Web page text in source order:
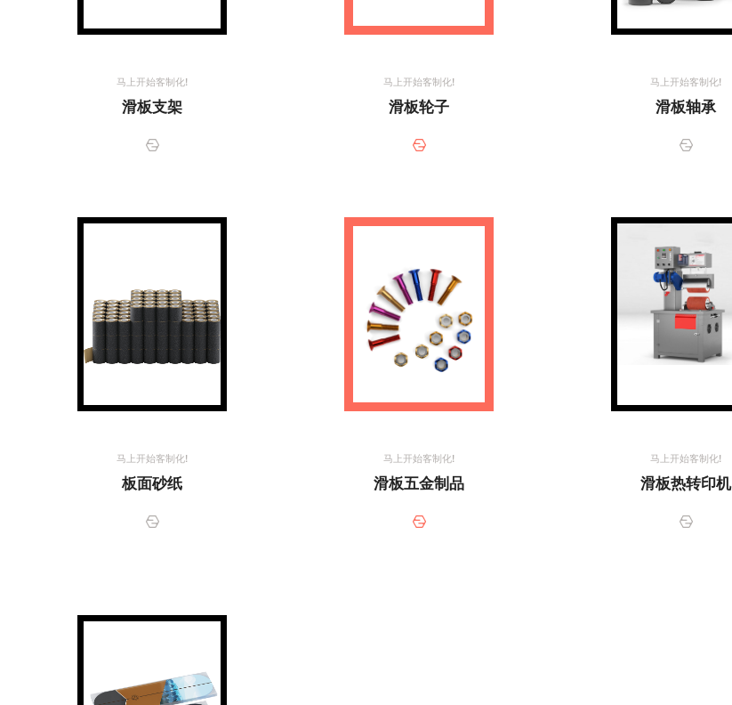
马上开始客制化!
滑板支架
马上开始客制化!
滑板轮子
马上开始客制化!
滑板轴承
马上开始客制化!
板面砂纸
马上开始客制化!
滑板五金制品
马上开始客制化!
滑板热转印机